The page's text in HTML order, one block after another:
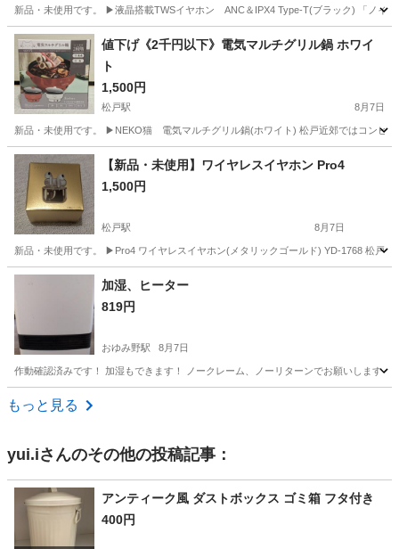
新品・未使用です。 ▶液晶搭載TWSイヤホン ANC＆IPX4 Type-T(ブラック) 「ノイ
千葉 松戸市 松戸駅 オーディオ イヤホン
値下げ《2千円以下》電気マルチグリル鍋 ホワイ
ト
1,500円
松戸駅 8月7日
新品・未使用です。 ▶NEKO猫 電気マルチグリル鍋(ホワイト) 松戸近郊ではコンビ
千葉 松戸市 松戸駅 キッチン家電
【新品・未使用】ワイヤレスイヤホン Pro4
1,500円
松戸駅 8月7日
新品・未使用です。 ▶Pro4 ワイヤレスイヤホン(メタリックゴールド) YD-1768 松戸
千葉 松戸市 松戸駅 オーディオ
加湿、ヒーター
819円
おゆみ野駅 8月7日
作動確認済みです！ 加湿もできます！ ノークレーム、ノーリターンでお願いします！
千葉 千葉市
もっと見る
yui.iさんのその他の投稿記事：
アンティーク風 ダストボックス ゴミ箱 フタ付き
400円